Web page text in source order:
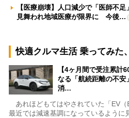
【医療崩壊】人口減少で「医師不
見舞われ地域医療が限界に 今後…
快適クルマ生活 乗ってみた
【4ヶ月間で受注累計
なる「航続距離の不安
消…
あれほどもてはやされていた「EV（
最近では減速基調になっているように